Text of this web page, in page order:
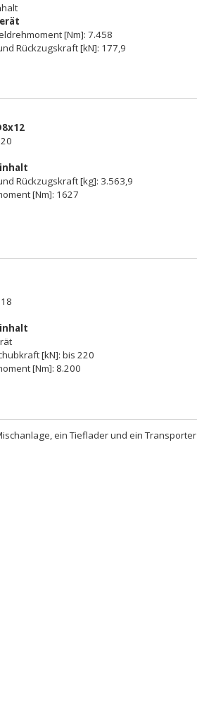
[Nm]: 7.458
Rückzugskraft [kN]: 177,9
Rückzugskraft [kg]: 3.563,9
[Nm]: 1627
[kN]: bis 220
[Nm]: 8.200
ein Tieflader und ein Transporter